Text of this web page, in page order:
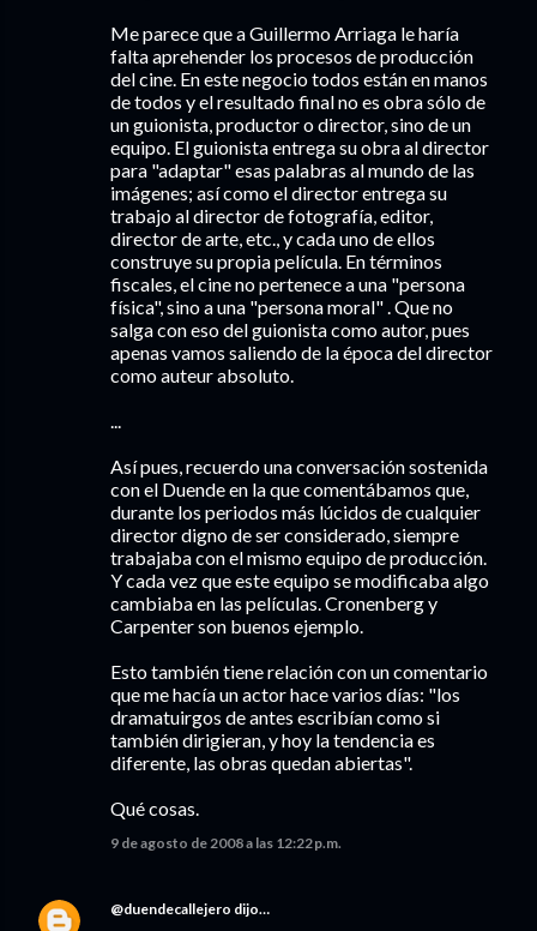
Me parece que a Guillermo Arriaga le haría
falta aprehender los procesos de producción
del cine. En este negocio todos están en manos
de todos y el resultado final no es obra sólo de
un guionista, productor o director, sino de un
equipo. El guionista entrega su obra al director
para "adaptar" esas palabras al mundo de las
imágenes; así como el director entrega su
trabajo al director de fotografía, editor,
director de arte, etc., y cada uno de ellos
construye su propia película. En términos
fiscales, el cine no pertenece a una "persona
física", sino a una "persona moral" . Que no
salga con eso del guionista como autor, pues
apenas vamos saliendo de la época del director
como auteur absoluto.
...
Así pues, recuerdo una conversación sostenida
con el Duende en la que comentábamos que,
durante los periodos más lúcidos de cualquier
director digno de ser considerado, siempre
trabajaba con el mismo equipo de producción.
Y cada vez que este equipo se modificaba algo
cambiaba en las películas. Cronenberg y
Carpenter son buenos ejemplo.
Esto también tiene relación con un comentario
que me hacía un actor hace varios días: "los
dramatuirgos de antes escribían como si
también dirigieran, y hoy la tendencia es
diferente, las obras quedan abiertas".
Qué cosas.
9 de agosto de 2008 a las 12:22 p.m.
@duendecallejero dijo…